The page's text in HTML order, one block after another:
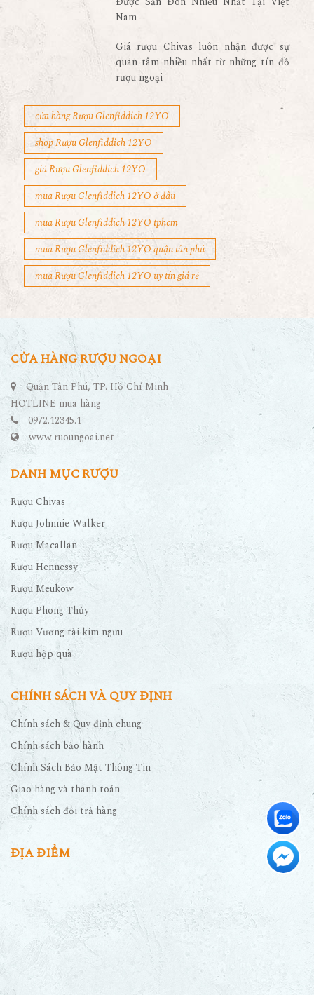
Nam
Giá rượu Chivas luôn nhận được sự
quan tâm nhiều nhất từ những tín đồ
rượu ngoại
cửa hàng Rượu Glenfiddich 12YO
shop Rượu Glenfiddich 12YO
giá Rượu Glenfiddich 12YO
mua Rượu Glenfiddich 12YO ở đâu
mua Rượu Glenfiddich 12YO tphcm
mua Rượu Glenfiddich 12YO quận tân phú
mua Rượu Glenfiddich 12YO uy tín giá rẻ
CỬA HÀNG RƯỢU NGOẠI
Quận Tân Phú, TP. Hồ Chí Minh
HOTLINE mua hàng
0972.12345.1
www.ruoungoai.net
DANH MỤC RƯỢU
Rượu Chivas
Rượu Johnnie Walker
Rượu Macallan
Rượu Hennessy
Rượu Meukow
Rượu Phong Thủy
Rượu Vương tài kim ngưu
Rượu hộp quà
CHÍNH SÁCH VÀ QUY ĐỊNH
Chính sách & Quy định chung
Chính sách bảo hành
Chính Sách Bảo Mật Thông Tin
Giao hàng và thanh toán
Chính sách đổi trả hàng
ĐỊA ĐIỂM